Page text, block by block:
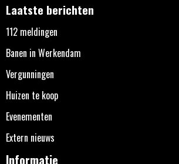
Laatste berichten
112 meldingen
Banen in Werkendam
Vergunningen
Huizen te koop
Evenementen
Extern nieuws
Informatie